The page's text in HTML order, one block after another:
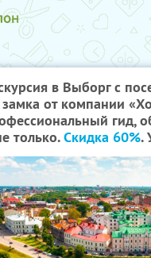
в Выборг с
от компании
гид,
только.Скидка 60%.